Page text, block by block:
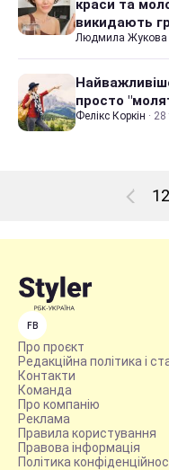
краси та
викидають
Людмила Жукова
просто
Фелікс Коркін · 28
FB
Про проєкт
Редакційна політика і
Контакти
Команда
Про компанію
Реклама
Правила користування
Правова інформація
Політика